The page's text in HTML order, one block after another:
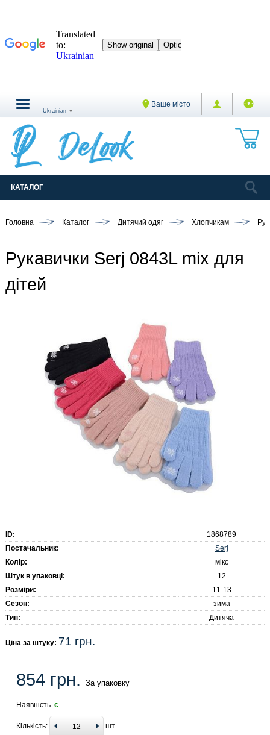
Ваше місто
Ukrainian ▼
КАТАЛОГ
Головна Каталог Дитячий одяг Хлопчикам
Рукавички Serj 0843L mix для
дітей
ID:
1868789
Постачальник:
Serj
Колір:
мікс
Штук в упаковці:
12
Розміри:
11-13
Сезон:
зима
Тип:
Дитяча
Ціна за штуку: 71 грн.
854 грн. За упаковку
Наявність є
Кількість: шт